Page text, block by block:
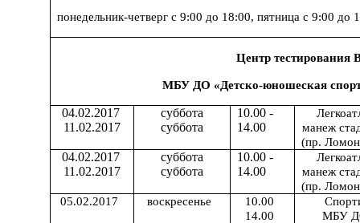
понедельник-четверг с 9:00 до 18:00, пятница с 9:00 до
Центр
МБУ ДО «Детско-юношеская
04.02.2017
11.02.2017
суббота
суббота
10.00 -
14.00
манеж
(пр.
04.02.2017
11.02.2017
суббота
суббота
10.00 -
14.00
манеж
(пр.
05.02.2017
воскресенье
10.00
14.00
МБУ